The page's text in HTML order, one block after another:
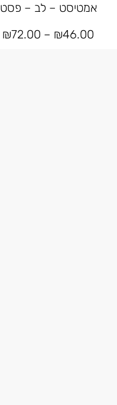
אמטיסט – לב – פסט
₪46.00
–
₪72.00